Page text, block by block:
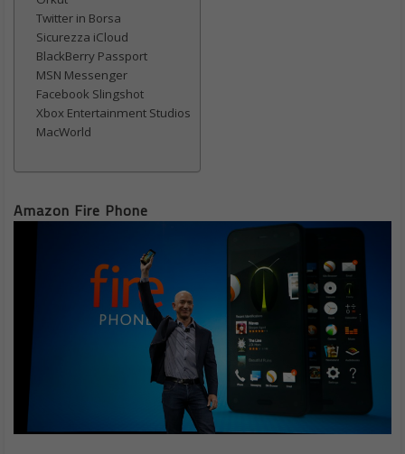
Twitter in Borsa
Sicurezza iCloud
BlackBerry Passport
MSN Messenger
Facebook Slingshot
Xbox Entertainment Studios
MacWorld
Amazon Fire Phone